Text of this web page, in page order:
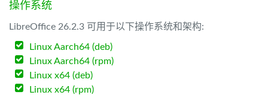
操作系统
LibreOffice 26.2.3 可用于以下操作系统和架构:
Linux Aarch64 (deb)
Linux Aarch64 (rpm)
Linux x64 (deb)
Linux x64 (rpm)